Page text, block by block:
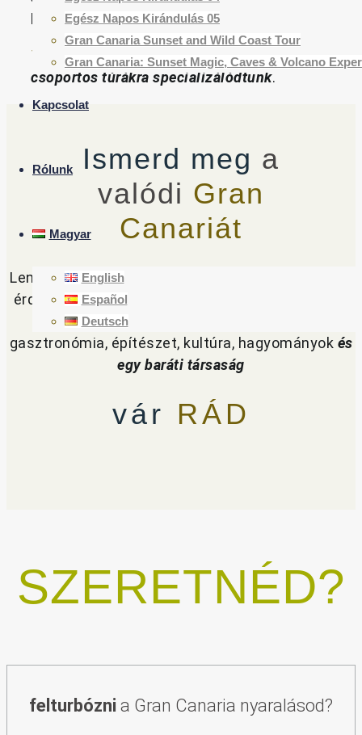
Egész Napos Kirándulás 05
Gran Canaria Sunset and Wild Coast Tour
Gran Canaria: Sunset Magic, Caves & Volcano
Kapcsolat
Rólunk
Magyar
English
Español
Deutsch
barátaiddal.
Your Gran Canaria–
élményekre és kis
csoportos túrákra specializálódtunk.
Ismerd meg a
valódi Gran
Canariát
Lenyűgözőtájak és fotók,
érdekes történetek, mindennapi élet, történelem,
népszokások, múlt és jelen, vegetáció,
gasztronómia, építészet, kultúra, hagyományok és
egy baráti társaság
vár RÁD
SZERETNÉD?
felturbózni a Gran Canaria nyaralásod?